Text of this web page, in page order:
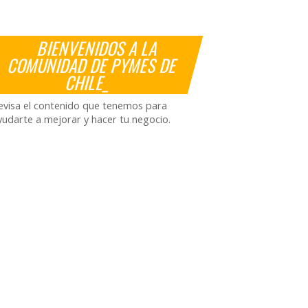
BIENVENIDOS A LA
COMUNIDAD DE PYMES DE
CHILE_
el contenido que tenemos para
a mejorar y hacer tu negocio.